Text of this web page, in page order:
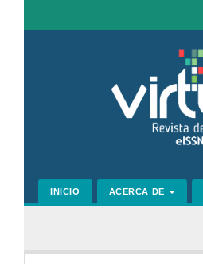
INICIO ACERCA DE